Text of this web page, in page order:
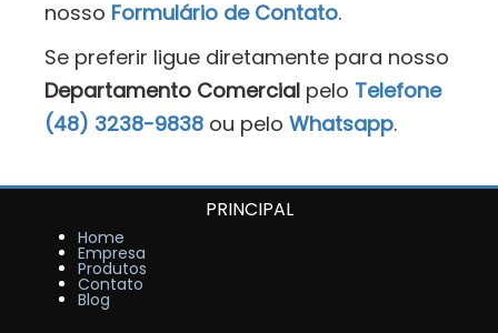
nosso Formulário de Contato.
Se preferir ligue diretamente para nosso
Departamento Comercial pelo Telefone
(48) 3238-9838 ou pelo Whatsapp.
PRINCIPAL
Home
Empresa
Produtos
Contato
Blog